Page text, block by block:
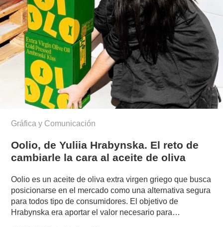
Gráfica y Comunicación
Oolio, de Yuliia Hrabynska. El reto de
cambiarle la cara al aceite de oliva
Oolio es un aceite de oliva extra virgen griego que busca
posicionarse en el mercado como una alternativa segura
para todos tipo de consumidores. El objetivo de
Hrabynska era aportar el valor necesario para…